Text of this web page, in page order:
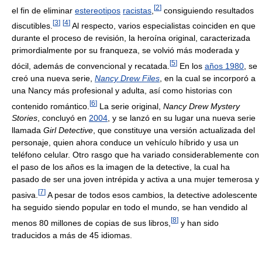
el fin de eliminar estereotipos racistas [2] consiguiendo resultados
discutibles. [3] [4] Al respecto, varios especialistas coinciden en que
durante el proceso de revisión, la heroína original, caracterizada
primordialmente por su franqueza, se volvió más moderada y
dócil, además de convencional y recatada. [5] En los años 1980 , se
creó una nueva serie, Nancy Drew Files , en la cual se incorporó a
una Nancy más profesional y adulta, así como historias con
contenido romántico. [6] La serie original, Nancy Drew Mystery
Stories, concluyó en 2004, y se lanzó en su lugar una nueva serie
llamada Girl Detective, que constituye una versión actualizada del
personaje, quien ahora conduce un vehículo híbrido y usa un
teléfono celular. Otro rasgo que ha variado considerablemente con
el paso de los años es la imagen de la detective, la cual ha
pasado de ser una joven intrépida y activa a una mujer temerosa y
pasiva. [7] A pesar de todos esos cambios, la detective adolescente
ha seguido siendo popular en todo el mundo, se han vendido al
menos 80 millones de copias de sus libros, [8] y han sido
traducidos a más de 45 idiomas.